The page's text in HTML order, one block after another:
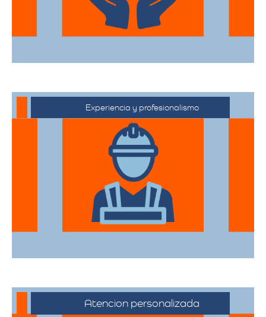
Experiencia y profesionalismo
Contamos con una extensa trayectoria
en el sector de trasteos, ofreciendo un
servicio confiable y de alta calidad.
Atencion personalizada